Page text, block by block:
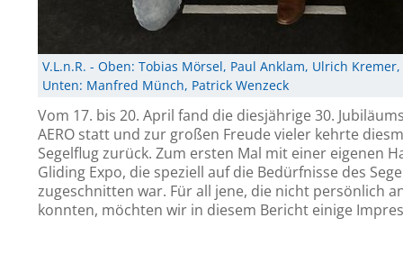
V.L.n.R. - Oben: Tobias Mörsel, Paul Anklam, Ulrich
Unten: Manfred Münch, Patrick Wenzeck
Vom 17. bis 20. April fand die diesjährige 30.
AERO statt und zur großen Freude vieler kehrte
Segelflug zurück. Zum ersten Mal mit einer eigenen
Gliding Expo, die speziell auf die Bedürfnisse des
zugeschnitten war. Für all jene, die nicht persönlich
konnten, möchten wir in diesem Bericht einige